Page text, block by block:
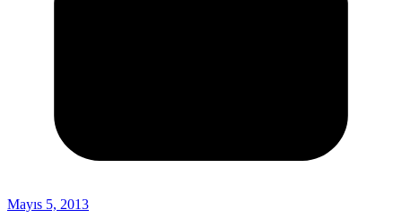
Mayıs 5, 2013